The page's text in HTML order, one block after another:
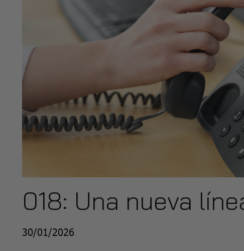
018: Una nueva
30/01/2026